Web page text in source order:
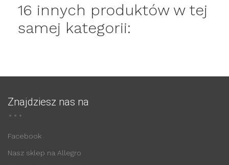
16 innych produktów w tej
samej kategorii:
Znajdziesz nas na
Facebook
Nasz sklep na Allegro